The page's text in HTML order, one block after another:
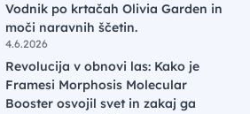
Vodnik po krtačah Olivia Garden in
moči naravnih ščetin.
4.6.2026
Revolucija v obnovi las: Kako je
Framesi Morphosis Molecular
Booster osvojil svet in zakaj ga